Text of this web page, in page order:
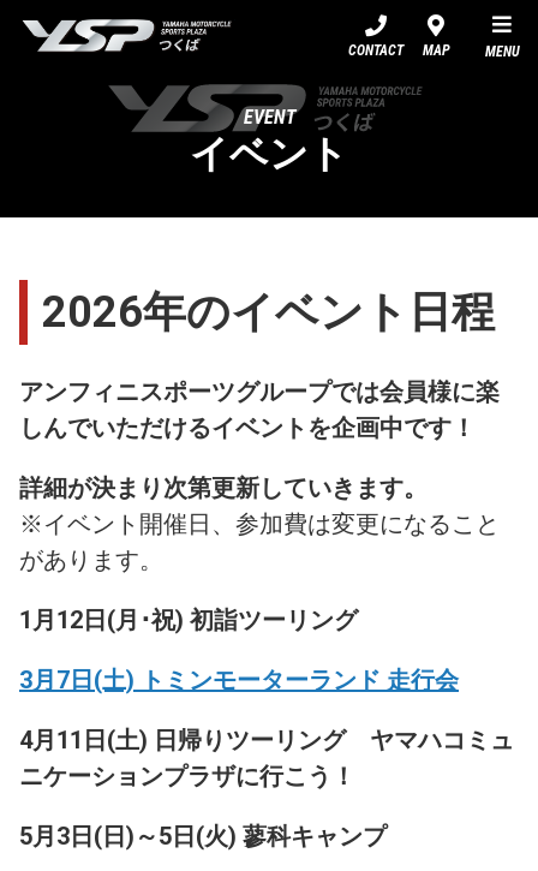
CONTACT MAP MENU
EVENT
イベント
2026年のイベント日程
アンフィニスポーツグループでは会員様に楽
しんでいただけるイベントを企画中です！
詳細が決まり次第更新していきます。
※イベント開催日、参加費は変更になること
があります。
1月12日(月･祝) 初詣ツーリング
3月7日(土) トミンモーターランド 走行会
4月11日(土) 日帰りツーリング
ヤマハコミュ
ニケーションプラザに行こう！
5月3日(日)～5日(火) 蓼科キャンプ